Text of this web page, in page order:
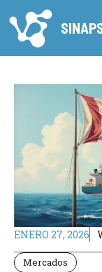
al
contenido
ENERO 27, 2026
Mercados